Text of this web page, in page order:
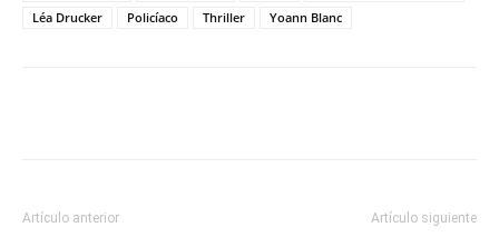
Léa Drucker
Policíaco Thriller Yoann Blanc
Artículo anterior Artículo siguiente